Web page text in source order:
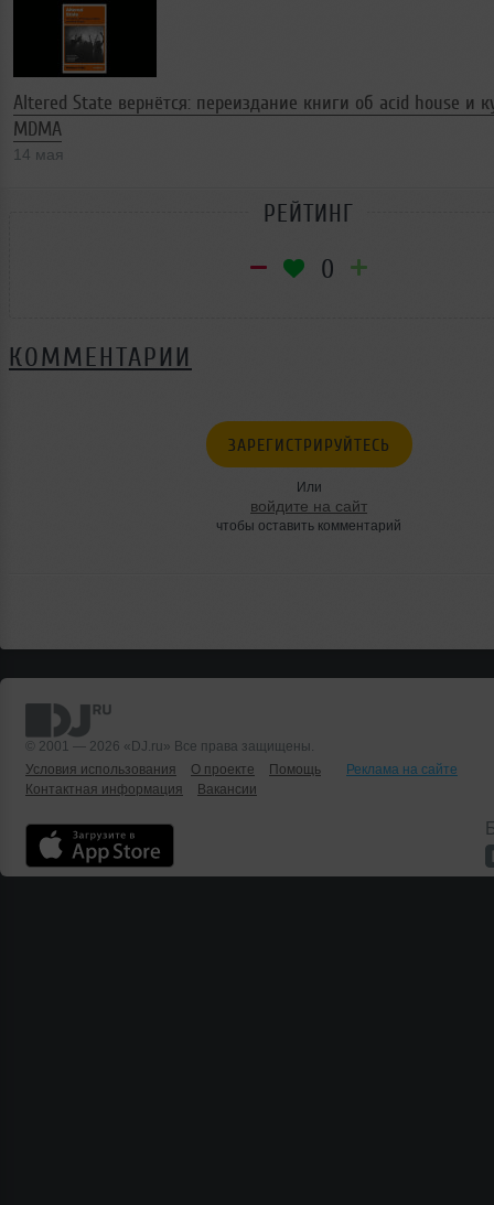
Altered State вернётся: переиздание книги об acid house и
MDMA
14 мая
РЕЙТИНГ
0
КОММЕНТАРИИ
ЗАРЕГИСТРИРУЙТЕСЬ
Или
войдите на сайт
чтобы оставить комментарий
© 2001 — 2026 «DJ.ru» Все права защищены.
Условия использования
О проекте Помощь
Реклама на сайте
Контактная информация
Вакансии